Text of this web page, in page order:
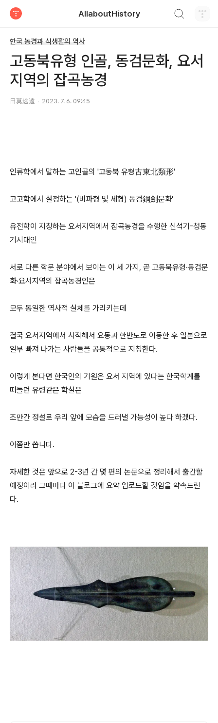
AllaboutHistory
한국 농경과 식생활의 역사
고동북유형 인골, 동검문화, 요서
지역의 잡곡농경
日莫途遠 2023. 7. 6. 09:45
인류학에서 말하는 고인골의 '고동북 유형古東北類形'
고고학에서 설정하는 '(비파형 및 세형) 동검銅劍문화'
유전학이 지칭하는 요서지역에서 잡곡농경을 수행한 신석기-청동
기시대인
서로 다른 학문 분야에서 보이는 이 세 가지, 곧 고동북유형·동검문
화·요서지역의 잡곡농경인은
모두 동일한 역사적 실체를 가리키는데
결국 요서지역에서 시작해서 요동과 한반도로 이동한 후 일본으로
일부 빠져 나가는 사람들을 공통적으로 지칭한다.
이렇게 본다면 한국인의 기원은 요서 지역에 있다는 한국학계를
떠돌던 유령같은 학설은
조만간 정설로 우리 앞에 모습을 드러낼 가능성이 높다 하겠다.
이쯤만 씁니다.
자세한 것은 앞으로 2-3년 간 몇 편의 논문으로 정리해서 출간할
예정이라 그때마다 이 블로그에 요약 업로드할 것임을 약속드린
다.